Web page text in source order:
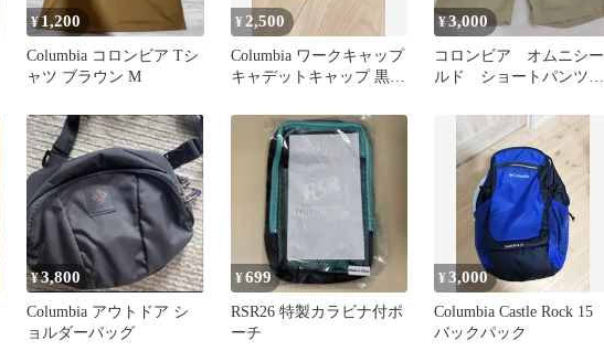
¥1,200
Columbia コロンビア Tシ
ャツ ブラウン M
¥ 2,500
Columbia ワークキャップ
キャデットキャップ 黒
¥3,000
コロンビア オムニシー
ルド ショートパンツ
¥3,800
Columbia アウトドア シ
ョルダーバッグ
¥699
RSR26 特製カラビナ付ポ
ーチ
¥3,000
Columbia Castle Rock 15
バックパック